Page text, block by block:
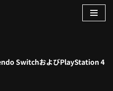
SwitchおよびPlayStation 4